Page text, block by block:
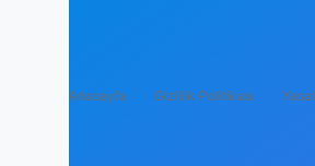
Anasayfa Gizlilik Politikası